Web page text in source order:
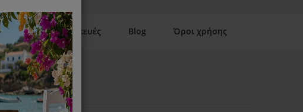
Επισκευές Blog Όροι χρήσης